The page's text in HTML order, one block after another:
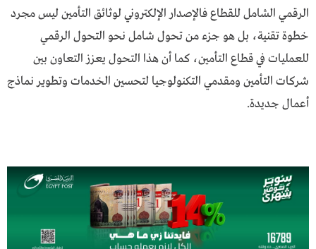
الرقمي الشامل للقطاع فالإصدار الإلكتروني لوثائق التأمين ليس مجرد
خطوة تقنية، بل هو جزء من تحول شامل نحو التحول الرقمي
للعمليات في قطاع التأمين، كما أن هذا التحول يعزز التعاون بين
شركات التأمين ومقدمي التكنولوجيا لتحسين الخدمات وتطوير نماذج
أعمال جديدة.